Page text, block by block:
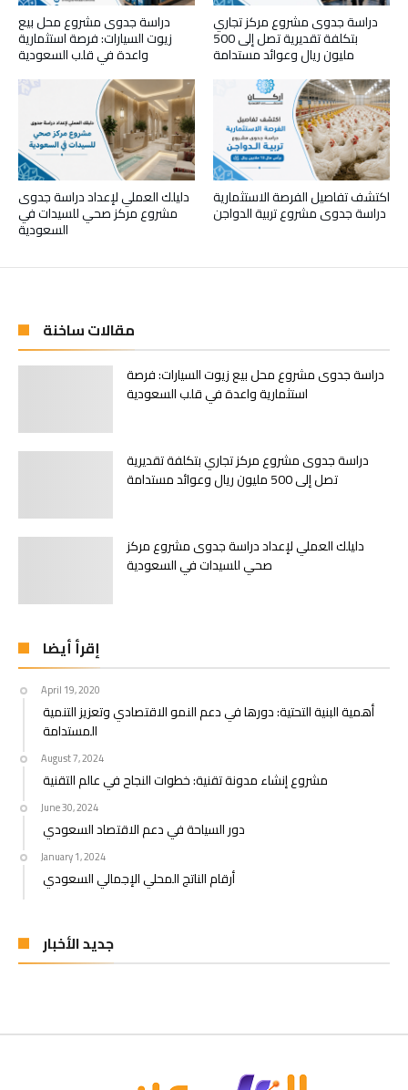
دراسة جدوى مشروع محل بيع
زيوت السيارات: فرصة استثمارية
واعدة في قلب السعودية
دراسة جدوى مشروع مركز تجاري
بتكلفة تقديرية تصل إلى 500
مليون ريال وعوائد مستدامة
دليلك العملي لإعداد دراسة جدوى
مشروع مركز صحي للسيدات في
السعودية
اكتشف تفاصيل الفرصة الاستثمارية
دراسة جدوى مشروع تربية الدواجن
مقالات ساخنة
دراسة جدوى مشروع محل بيع زيوت السيارات: فرصة
استثمارية واعدة في قلب السعودية
دراسة جدوى مشروع مركز تجاري بتكلفة تقديرية
تصل إلى 500 مليون ريال وعوائد مستدامة
دليلك العملي لإعداد دراسة جدوى مشروع مركز
صحي للسيدات في السعودية
إقرأ أيضا
April 19, 2020
أهمية البنية التحتية: دورها في دعم النمو الاقتصادي وتعزيز التنمية
المستدامة
August 7, 2024
مشروع إنشاء مدونة تقنية: خطوات النجاح في عالم التقنية
June 30, 2024
دور السياحة في دعم الاقتصاد السعودي
January 1, 2024
أرقام الناتج المحلي الإجمالي السعودي
جديد الأخبار